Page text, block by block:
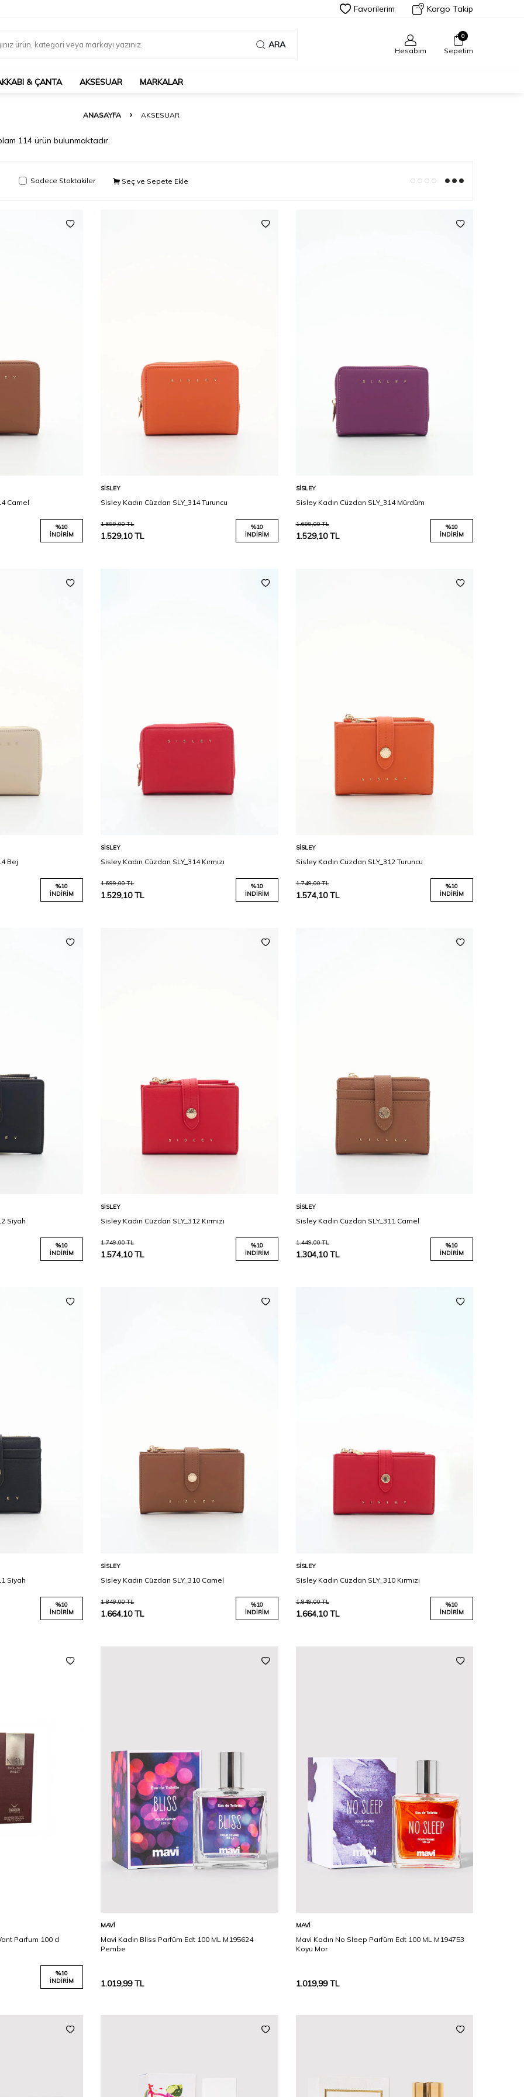
Favorilerim Kargo Takip
ARA
Hesabım
0
Sepetim
& ÇANTA AKSESUAR MARKALAR
ANASAYFA AKSESUAR
114 ürün bulunmaktadır.
Sadece Stoktakiler Seç ve Sepete Ekle
Camel
%10
İNDIRIM
SISLEY
Sisley Kadın Cüzdan SLY_314 Turuncu
1.699,00TL
1.529,10TL
%10
İNDIRIM
SISLEY
Sisley Kadın Cüzdan SLY_314 Mürdüm
1.699,00TL
1.529,10TL
%10
İNDIRIM
Bej
%10
İNDIRIM
SISLEY
Sisley Kadın Cüzdan SLY_314 Kırmızı
1.699,00TL
1.529,10TL
%10
İNDIRIM
SISLEY
Sisley Kadın Cüzdan SLY_312 Turuncu
1.749,00TL
1.574,10TL
%10
İNDIRIM
Siyah
%10
İNDIRIM
SISLEY
Sisley Kadın Cüzdan SLY_312 Kırmızı
1.749,00TL
1.574,10TL
%10
İNDIRIM
SISLEY
Sisley Kadın Cüzdan SLY_311 Camel
1.449,00TL
1.304,10TL
%10
İNDIRIM
Siyah
%10
İNDIRIM
SISLEY
Sisley Kadın Cüzdan SLY_310 Camel
1.849,00TL
1.664,10TL
%10
İNDIRIM
SISLEY
Sisley Kadın Cüzdan SLY_310 Kırmızı
1.849,00TL
1.664,10TL
%10
İNDIRIM
Parfum 100 cl
%10
İNDIRIM
MAVI
Mavi Kadın Bliss Parfüm Edt 100 ML M195624
Pembe
1.019,99TL
MAVI
Mavi Kadın No Sleep Parfüm Edt 100 ML M194753
Koyu Mor
1.019,99TL